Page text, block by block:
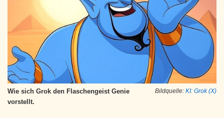
Bildquelle: KI: Grok (X)
Wie sich Grok den Flaschengeist Genie
vorstellt.